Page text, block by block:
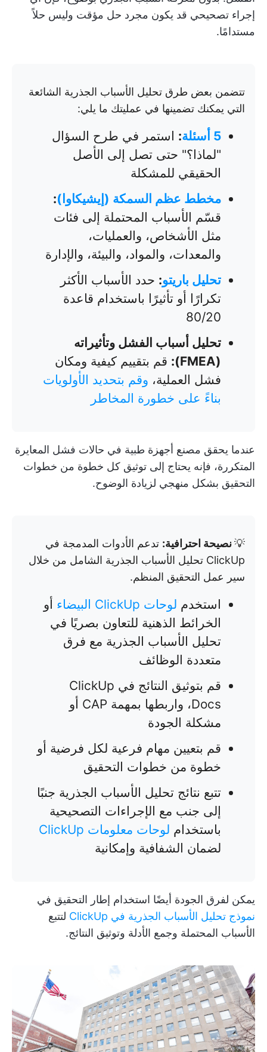
إجراء تصحيحي قد يكون مجرد حل مؤقت وليس حلاً
مستدامًا.
تتضمن بعض طرق تحليل الأسباب الجذرية الشائعة
التي يمكنك تضمينها في عمليتك ما يلي:
5 أسئلة : استمر في طرح السؤال
"لماذا؟" حتى تصل إلى الأصل
الحقيقي للمشكلة
مخطط عظم السمكة (إيشيكاوا):
قسّم الأسباب المحتملة إلى فئات
مثل الأشخاص، والعمليات،
والمعدات، والمواد، والبيئة، والإدارة
تحليل باريتو: حدد الأسباب الأكثر
تكرارًا أو تأثيرًا باستخدام قاعدة
80/20
تحليل أسباب الفشل وتأثيراته
(FMEA):
قم بتقييم كيفية ومكان
فشل العملية، وقم بتحديد الأولويات
بناءً على خطورة المخاطر
عندما يحقق مصنع أجهزة طبية في حالات فشل المعايرة
المتكررة، فإنه يحتاج إلى توثيق كل خطوة من خطوات
التحقيق بشكل منهجي لزيادة الوضوح.
💡نصيحة احترافية: تدعم الأدوات المدمجة في
ClickUp تحليل الأسباب الجذرية الشامل من خلال
سير عمل التحقيق المنظم.
استخدم لوحات ClickUp البيضاء
أو
الخرائط الذهنية للتعاون بصريًا في
تحليل الأسباب الجذرية مع فرق
متعددة الوظائف
قم بتوثيق النتائج في ClickUp
Docs، واربطها بمهمة CAP أو
مشكلة الجودة
قم بتعيين مهام فرعية لكل فرضية أو
خطوة من خطوات التحقيق
تتبع نتائج تحليل الأسباب الجذرية جنبًا
إلى جنب مع الإجراءات التصحيحية
باستخدام لوحات معلومات ClickUp
لضمان الشفافية وإمكانية
يمكن لفرق الجودة أيضًا استخدام إطار التحقيق في
نموذج تحليل الأسباب الجذرية في ClickUp
لتتبع
الأسباب المحتملة وجمع الأدلة وتوثيق النتائج.